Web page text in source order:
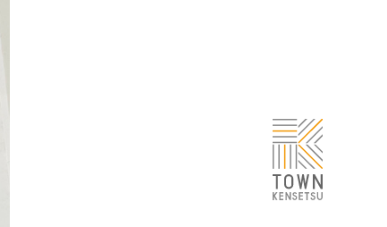
VOICE